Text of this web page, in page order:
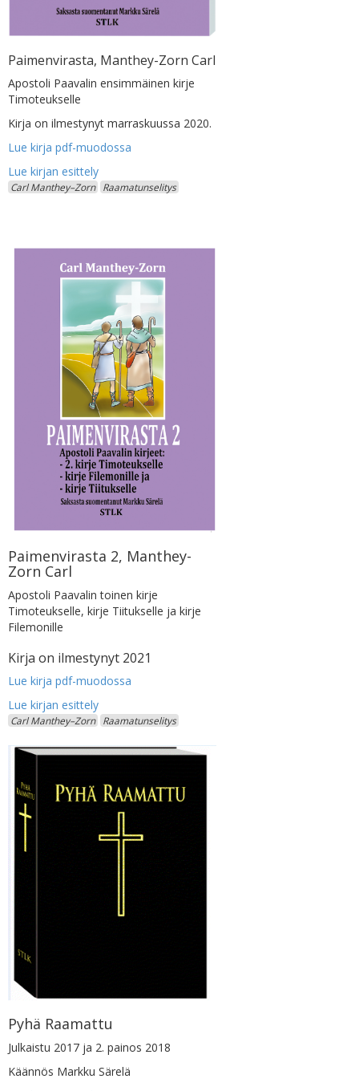
Paimenvirasta, Manthey-Zorn Carl
Apostoli Paavalin ensimmäinen kirje
Timoteukselle
Kirja on ilmestynyt marraskuussa 2020.
Lue kirja pdf-muodossa
Carl Manthey–Zorn Raamatunselitys
Paimenvirasta 2, Manthey-
Zorn Carl
Apostoli Paavalin toinen kirje
Timoteukselle, kirje Tiitukselle ja kirje
Filemonille
Kirja on ilmestynyt 2021
Lue kirja pdf-muodossa
Carl Manthey–Zorn Raamatunselitys
Pyhä Raamattu
Julkaistu 2017 ja 2. painos 2018
Käännös Markku Särelä